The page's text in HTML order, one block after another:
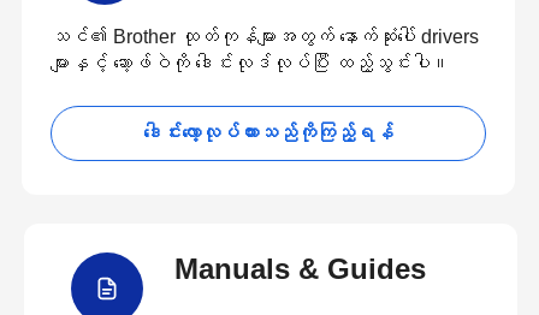
သင်၏ Brother ထုတ်ကုန်များအတွက် နောက်ဆုံးပေါ် drivers
များနှင့် ဆော့ဖ်ဝဲကို ဒေါင်းလုဒ်လုပ်ပြီး ထည့်သွင်းပါ။
ဒေါင်းလော့လုပ်ထားသည်ကိုကြည့်ရန်
Manuals & Guides